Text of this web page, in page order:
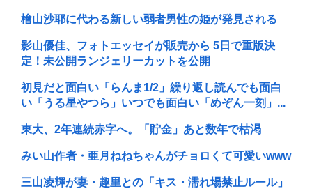
檜山沙耶に代わる新しい弱者男性の姫が発見される
影山優佳、フォトエッセイが販売から 5日で重版決
定！未公開ランジェリーカットを公開
初見だと面白い「らんま1/2」繰り返し読んでも面白
い「うる星やつら」いつでも面白い「めぞん一刻」...
東大、2年連続赤字へ。「貯金」あと数年で枯渇
みい山作者・亜月ねねちゃんがチョロくて可愛いwww
三山凌輝が妻・趣里との「キス・濡れ場禁止ルール」